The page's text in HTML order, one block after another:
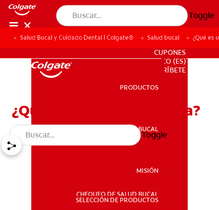
Toggle
SALUD BUCAL
PARA PROFESIONALES
CUPONES
CO (ES)
SUSCRÍBETE
PRODUCTOS
SALUD BUCAL
MISIÓN
CHEQUEO DE SALUD BUCAL
SELECCIÓN DE PRODUCTOS
Toggle
Salud Bucal y Cuidado Dental | Colgate® Salud bucal ¿Qué es
¿Qué es una corona clínica?